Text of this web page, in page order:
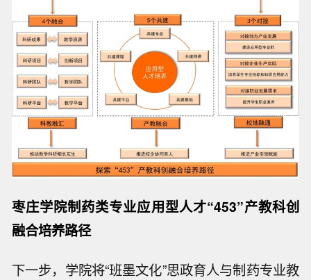
枣庄学院制药类专业应用型人才“453”产教科创
融合培养路径
下一步，学院将“班墨文化”思政育人与制药专业教